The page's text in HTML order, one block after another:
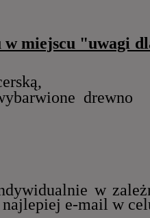
w miejscu "uwagi
drewno
w
e-mail w